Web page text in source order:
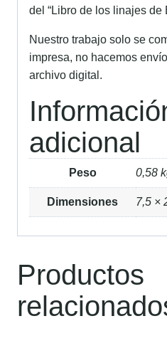
del “Libro de los linajes de
Nuestro trabajo solo se
impresa, no hacemos
archivo digital.
adicional
Peso 0,58
Dimensiones 7,5 ×
Productos